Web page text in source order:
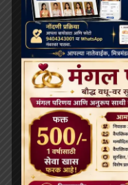
July 2026
June 2026
May 2026
April 2026
February 2026
January 2026